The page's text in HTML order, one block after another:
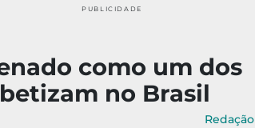
PUBLICIDADE
como um dos
no Brasil
Redação